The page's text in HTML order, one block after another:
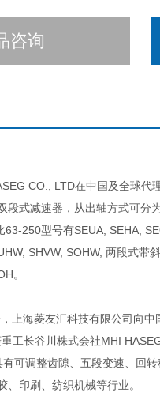
咨询
CO., LTD在中国及全球代
式减速器，从出轴方式可分
250型号有SEUA, SEHA,
SHVW, SOHW, 两段式带
。
上海菱友汇科技有限公司向
工长谷川株式会社MHI
可调整齿隙、五段变速、回
印刷、纺织机械等行业。